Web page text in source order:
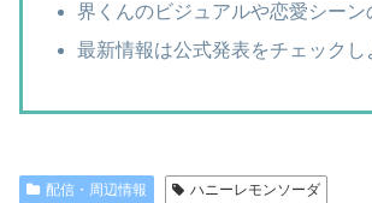
界くんのビジュアルや恋愛シーン
最新情報は公式発表をチェックし
配信・周辺情報 ハニーレモンソーダ